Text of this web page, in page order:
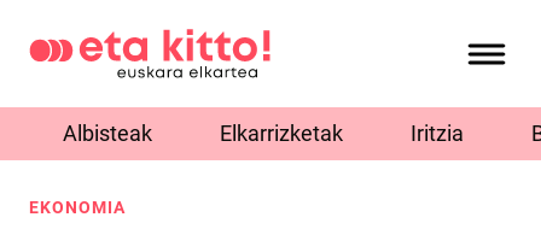
Albisteak Elkarrizketak Iritzia
EKONOMIA